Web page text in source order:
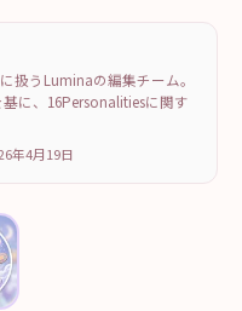
扱うLuminaの編集チーム。
に、16Personalitiesに関す
年4月19日